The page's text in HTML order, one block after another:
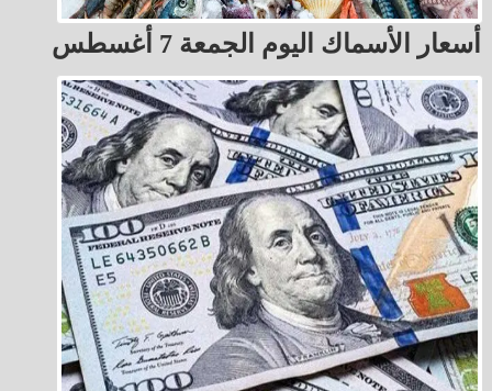
أسعار الأسماك اليوم الجمعة 7 أغسطس